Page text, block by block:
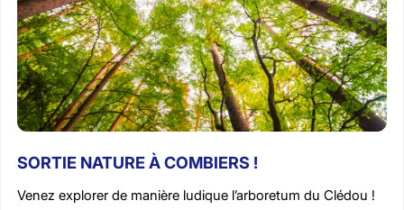
SORTIE NATURE À COMBIERS !
Venez explorer de manière ludique l’arboretum du Clédou !